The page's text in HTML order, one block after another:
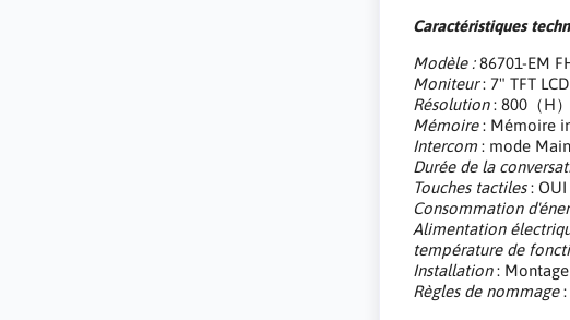
Caractéristiques
Modèle :86701-EM
Moniteur: 7" TFT LCD
Résolution: 800（H
Mémoire: Mémoire
Intercom : mode
Durée de la
Touches tactiles: OUI
Consommation
Alimentation
température de
Installation: Montage
Règles de nommage: